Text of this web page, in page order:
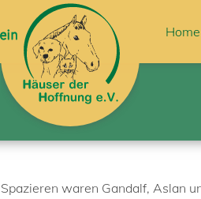
Home
Spazieren waren Gandalf, Aslan